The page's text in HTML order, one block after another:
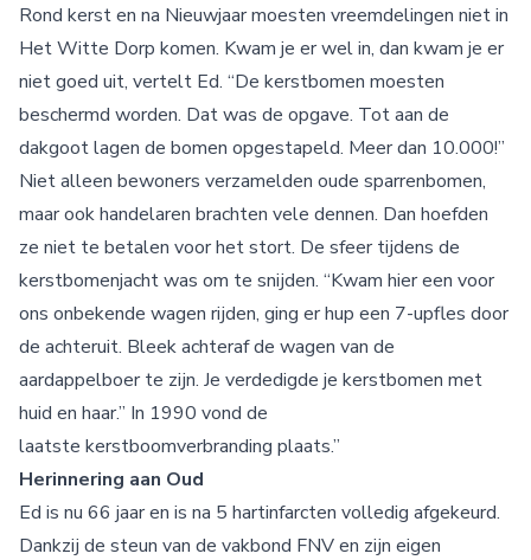
Rond kerst en na Nieuwjaar moesten vreemdelingen niet in
Het Witte Dorp komen. Kwam je er wel in, dan kwam je er
niet goed uit, vertelt Ed. “De kerstbomen moesten
beschermd worden. Dat was de opgave. Tot aan de
dakgoot lagen de bomen opgestapeld. Meer dan 10.000!”
Niet alleen bewoners verzamelden oude sparrenbomen,
maar ook handelaren brachten vele dennen. Dan hoefden
ze niet te betalen voor het stort. De sfeer tijdens de
kerstbomenjacht was om te snijden. “Kwam hier een voor
ons onbekende wagen rijden, ging er hup een 7-upfles door
de achteruit. Bleek achteraf de wagen van de
aardappelboer te zijn. Je verdedigde je kerstbomen met
huid en haar.” In 1990 vond de
laatste kerstboomverbranding plaats.”
Herinnering aan Oud
Ed is nu 66 jaar en is na 5 hartinfarcten volledig afgekeurd.
Dankzij de steun van de vakbond FNV en zijn eigen